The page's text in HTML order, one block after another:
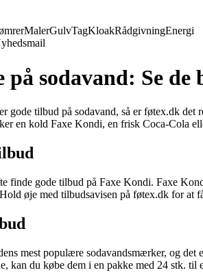
MalerGulvTagKloakRådgivningEnergi
på sodavand: Se
gode tilbud på sodavand, så er føtex.dk
en kold Faxe Kondi, en frisk Coca-Cola
finde gode tilbud på Faxe Kondi. Faxe
øje med tilbudsavisen på føtex.dk for at
mest populære sodavandsmærker, og
kan du købe dem i en pakke med 24 stk.